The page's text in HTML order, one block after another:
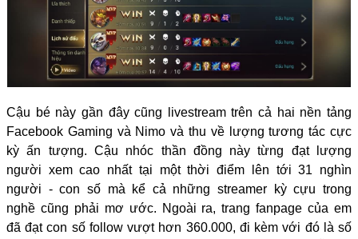
Cậu bé này gần đây cũng livestream trên cả hai nền tảng
Facebook Gaming và Nimo và thu về lượng tương tác cực
kỳ ấn tượng. Cậu nhóc thần đồng này từng đạt lượng
người xem cao nhất tại một thời điểm lên tới 31 nghìn
người - con số mà kể cả những streamer kỳ cựu trong
nghề cũng phải mơ ước. Ngoài ra, trang fanpage của em
đã đạt con số follow vượt hơn 360.000, đi kèm với đó là số